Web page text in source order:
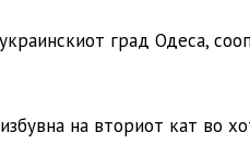
град Одеса,
на вториот кат во